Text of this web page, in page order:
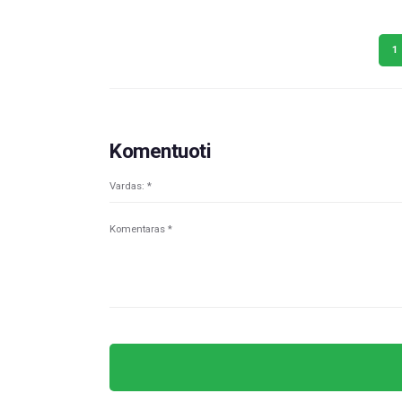
1
Komentuoti